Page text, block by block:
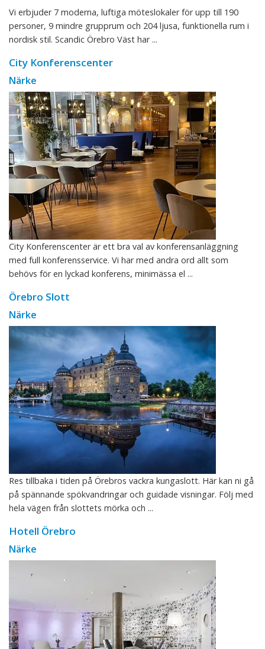
Vi erbjuder 7 moderna, luftiga möteslokaler för upp till 190
personer, 9 mindre grupprum och 204 ljusa, funktionella rum i
nordisk stil. Scandic Örebro Väst har ...
City Konferenscenter
Närke
City Konferenscenter är ett bra val av konferensanläggning
med full konferensservice. Vi har med andra ord allt som
behövs för en lyckad konferens, minimässa el ...
Örebro Slott
Närke
Res tillbaka i tiden på Örebros vackra kungaslott. Här kan ni gå
på spännande spökvandringar och guidade visningar. Följ med
hela vägen från slottets mörka och ...
Hotell Örebro
Närke